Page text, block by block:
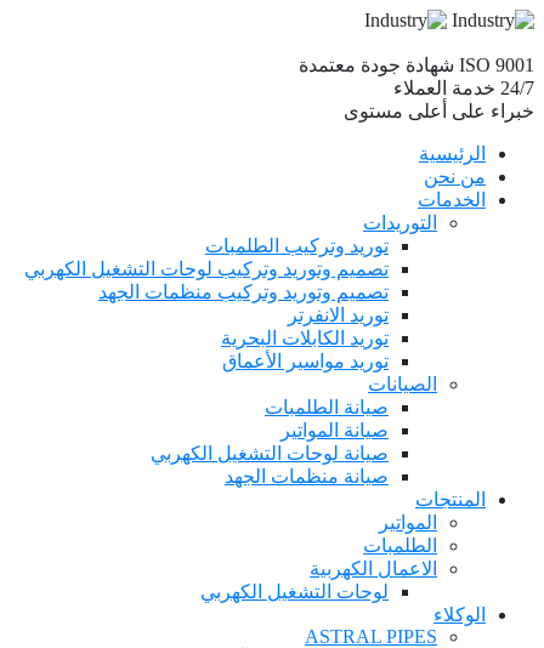
ISO 9001 شهادة جودة معتمدة
24/7 خدمة العملاء
خبراء على أعلى مستوى
الرئيسية
من نحن
الخدمات
التوريدات
توريد وتركيب الطلمبات
تصميم وتوريد وتركيب لوحات التشغيل الكهربي
تصميم وتوريد وتركيب منظمات الجهد
توريد الانفرتر
توريد الكابلات البحرية
توريد مواسير الأعماق
الصيانات
صيانة الطلمبات
صيانة المواتير
صيانة لوحات التشغيل الكهربي
صيانة منظمات الجهد
المنتجات
المواتير
الطلمبات
الاعمال الكهربية
لوحات التشغيل الكهربي
الوكلاء
ASTRAL PIPES